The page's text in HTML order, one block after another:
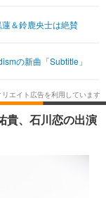
その他
映画・ドラマ
韓国・芸能
スポーツ
グルメ
ショッピング
＆鈴鹿央士は絶賛
の新曲「Subtitle」
貴、石川恋の出演